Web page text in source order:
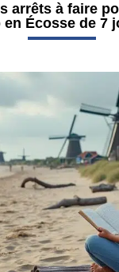
arrêts à faire
en Écosse de 7